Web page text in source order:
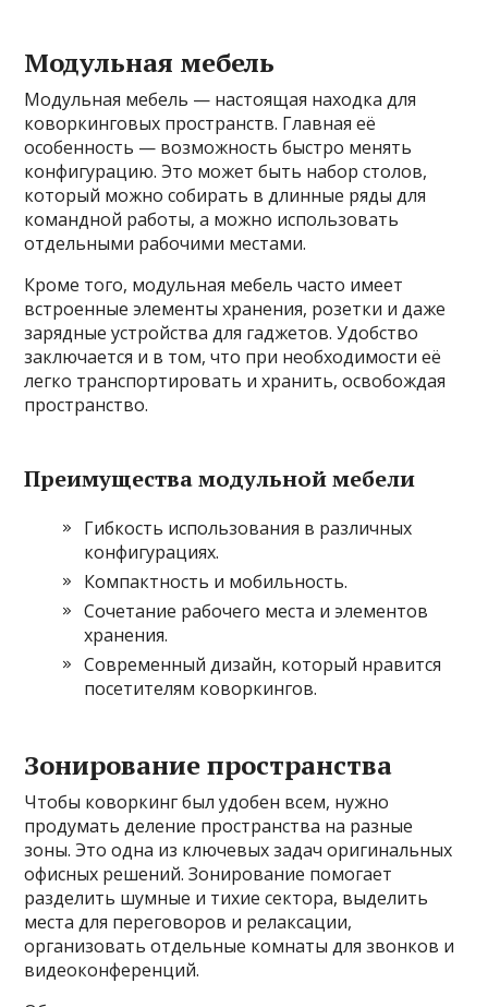
Модульная мебель
Модульная мебель — настоящая находка для
коворкинговых пространств. Главная её
особенность — возможность быстро менять
конфигурацию. Это может быть набор столов,
который можно собирать в длинные ряды для
командной работы, а можно использовать
отдельными рабочими местами.
Кроме того, модульная мебель часто имеет
встроенные элементы хранения, розетки и даже
зарядные устройства для гаджетов. Удобство
заключается и в том, что при необходимости её
легко транспортировать и хранить, освобождая
пространство.
Преимущества модульной мебели
Гибкость использования в различных
конфигурациях.
Компактность и мобильность.
Сочетание рабочего места и элементов
хранения.
Современный дизайн, который нравится
посетителям коворкингов.
Зонирование пространства
Чтобы коворкинг был удобен всем, нужно
продумать деление пространства на разные
зоны. Это одна из ключевых задач оригинальных
офисных решений. Зонирование помогает
разделить шумные и тихие сектора, выделить
места для переговоров и релаксации,
организовать отдельные комнаты для звонков и
видеоконференций.